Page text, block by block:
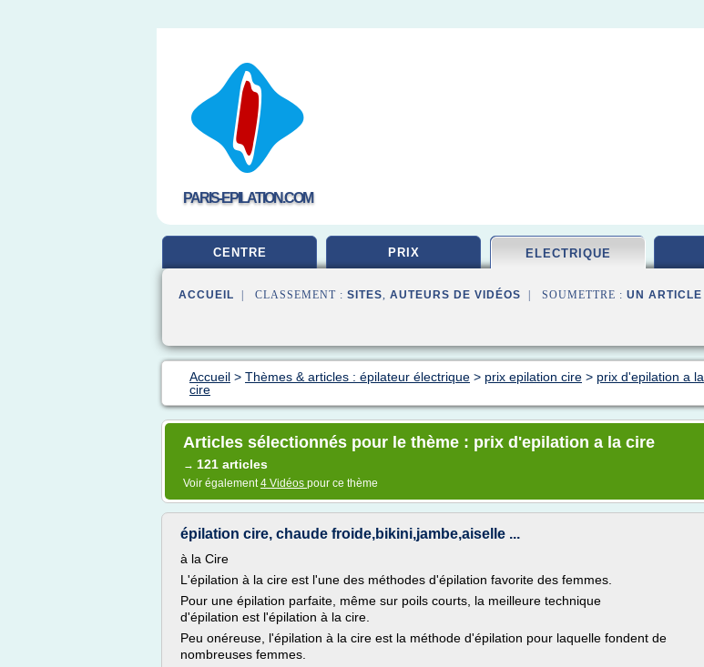
PARIS-EPILATION.COM
CENTRE PRIX ELECTRIQUE
ACCUEIL | CLASSEMENT : SITES, AUTEURS DE VIDÉOS | SOUMETTRE : UN ARTICLE
Accueil > Thèmes & articles : épilateur électrique > prix epilation cire > prix d'epilation a la
cire
Articles sélectionnés pour le thème : prix d'epilation a la cire
→ 121 articles
Voir également4 Vidéos pour ce thème
épilation cire, chaude froide,bikini,jambe,aiselle ...
à la Cire
L'épilation à la cire est l'une des méthodes d'épilation favorite des femmes.
Pour une épilation parfaite, même sur poils courts, la meilleure technique
d'épilation est l'épilation à la cire.
Peu onéreuse, l'épilation à la cire est la méthode d'épilation pour laquelle fondent de
nombreuses femmes.